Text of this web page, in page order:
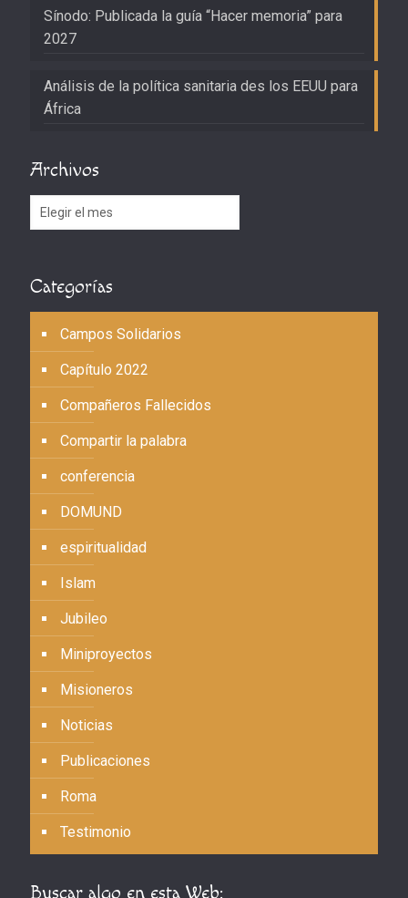
Sínodo: Publicada la guía “Hacer memoria” para
2027
Análisis de la política sanitaria des los EEUU para
África
Archivos
Archivos
Categorías
Campos Solidarios
Capítulo 2022
Compañeros Fallecidos
Compartir la palabra
conferencia
DOMUND
espiritualidad
Islam
Jubileo
Miniproyectos
Misioneros
Noticias
Publicaciones
Roma
Testimonio
Buscar algo en esta Web: